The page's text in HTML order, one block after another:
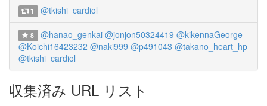
1 @tkishi_cardiol
8 @hanao_genkai @jonjon50324419 @kikennaGeorge
@Koichi16423232 @naki999 @p491043 @takano_heart_hp
@tkishi_cardiol
収集済み URL リスト